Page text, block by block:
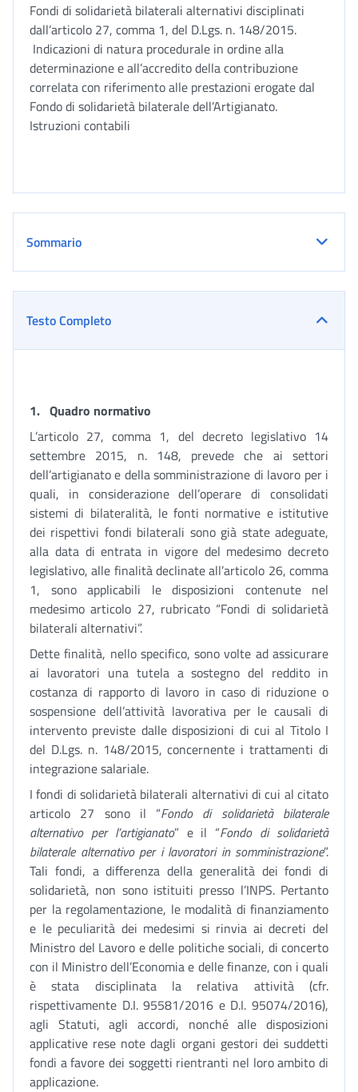
Fondi di solidarietà bilaterali alternativi disciplinati
dall’articolo 27, comma 1, del D.Lgs. n. 148/2015.
Indicazioni di natura procedurale in ordine alla
determinazione e all’accredito della contribuzione
correlata con riferimento alle prestazioni erogate dal
Fondo di solidarietà bilaterale dell’Artigianato.
Istruzioni contabili
Sommario
Testo Completo
1. Quadro normativo
L’articolo 27, comma 1, del decreto legislativo 14
settembre 2015, n. 148, prevede che ai settori
dell’artigianato e della somministrazione di lavoro per i
quali, in considerazione dell’operare di consolidati
sistemi di bilateralità, le fonti normative e istitutive
dei rispettivi fondi bilaterali sono già state adeguate,
alla data di entrata in vigore del medesimo decreto
legislativo, alle finalità declinate all’articolo 26, comma
1, sono applicabili le disposizioni contenute nel
medesimo articolo 27, rubricato “Fondi di solidarietà
bilaterali alternativi”.
Dette finalità, nello specifico, sono volte ad assicurare
ai lavoratori una tutela a sostegno del reddito in
costanza di rapporto di lavoro in caso di riduzione o
sospensione dell’attività lavorativa per le causali di
intervento previste dalle disposizioni di cui al Titolo I
del D.Lgs. n. 148/2015, concernente i trattamenti di
integrazione salariale.
I fondi di solidarietà bilaterali alternativi di cui al citato
articolo 27 sono il “Fondo di solidarietà bilaterale
alternativo per l’artigianato” e il “Fondo di solidarietà
bilaterale alternativo per i lavoratori in somministrazione”.
Tali fondi, a differenza della generalità dei fondi di
solidarietà, non sono istituiti presso l’INPS. Pertanto
per la regolamentazione, le modalità di finanziamento
e le peculiarità dei medesimi si rinvia ai decreti del
Ministro del Lavoro e delle politiche sociali, di concerto
con il Ministro dell’Economia e delle finanze, con i quali
è stata disciplinata la relativa attività (cfr.
rispettivamente D.I. 95581/2016 e D.I. 95074/2016),
agli Statuti, agli accordi, nonché alle disposizioni
applicative rese note dagli organi gestori dei suddetti
fondi a favore dei soggetti rientranti nel loro ambito di
applicazione.